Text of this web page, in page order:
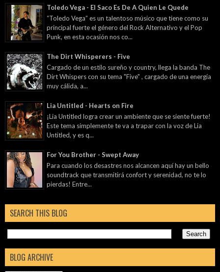
Toledo Vega - El Saco Es De A Quien Le Quede
“Toledo Vega” es un talentoso músico que tiene como su
principal fuerte el género del Rock Alternativo y el Pop
Punk, en esta ocasión nos co...
The Dirt Whisperers - Five
Cargado de un estilo sureño y country, llega la banda The
Dirt Whispers con su tema "Five" , cargado de una energía
muy cálida, a...
Lia Untitled - Hearts on Fire
¡Lia Untitled logra crear un ambiente que se siente fuerte!
Este tema simplemente te va a trapar con la voz de Lia
Untitled, y es q...
For You Brother - Swept Away
Para cuando los desastres nos alcancen aquí hay un bello
soundtrack que transmitirá confort y serenidad, no te lo
pierdas! Entre...
SEARCH THIS BLOG
BLOG ARCHIVE